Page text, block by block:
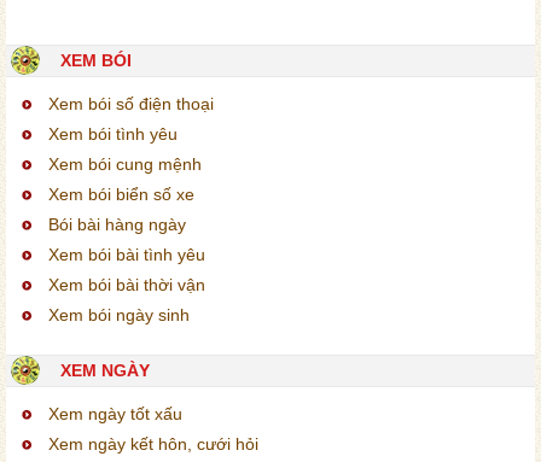
XEM BÓI
Xem bói số điện thoại
Xem bói tình yêu
Xem bói cung mệnh
Xem bói biển số xe
Bói bài hàng ngày
Xem bói bài tình yêu
Xem bói bài thời vận
Xem bói ngày sinh
XEM NGÀY
Xem ngày tốt xấu
Xem ngày kết hôn, cưới hỏi